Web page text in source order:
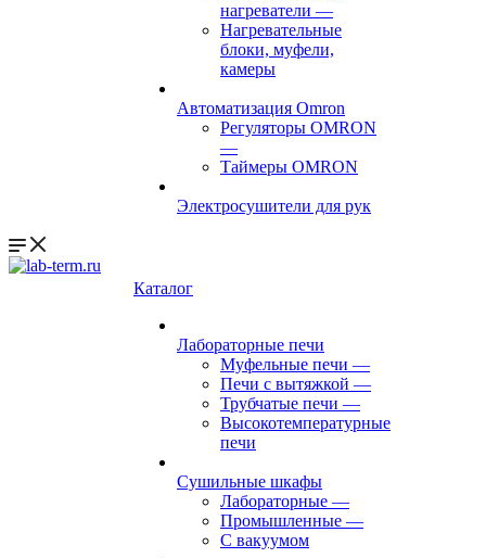
нагреватели —
Нагревательные
блоки, муфели,
камеры
Автоматизация Omron
Регуляторы OMRON
—
Таймеры OMRON
Электросушители для рук
Каталог
Лабораторные печи
Муфельные печи —
Печи с вытяжкой —
Трубчатые печи —
Высокотемпературные
печи
Сушильные шкафы
Лабораторные —
Промышленные —
С вакуумом